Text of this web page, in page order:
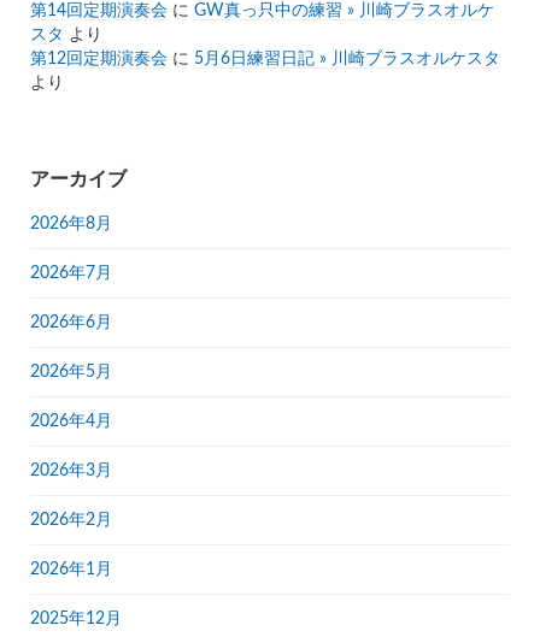
第14回定期演奏会 に GW真っ只中の練習 » 川崎ブラスオルケ
スタ より
第12回定期演奏会 に 5月6日練習日記 » 川崎ブラスオルケスタ
より
アーカイブ
2026年8月
2026年7月
2026年6月
2026年5月
2026年4月
2026年3月
2026年2月
2026年1月
2025年12月